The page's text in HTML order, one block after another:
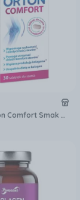
LEK-AM Orton Comfort Smak Malinowy 30tabl.